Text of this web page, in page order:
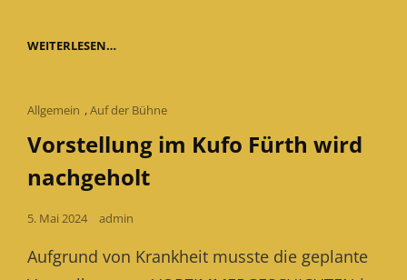
WEITERLESEN…„EINE
Cat
Allgemein ,Auf der Bühne
Vorstellung im Kufo Fürth wird
nachgeholt
Posted
5. Mai 2024 admin
Aufgrund von Krankheit musste die geplante